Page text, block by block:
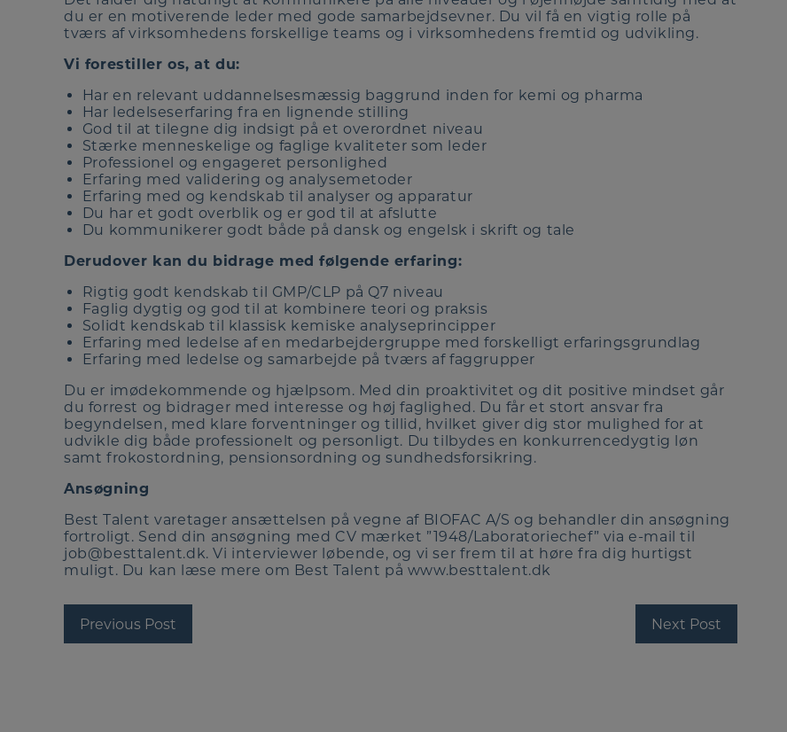
du er en motiverende leder med gode samarbejdsevner. Du vil få en vigtig rolle på
tværs af virksomhedens forskellige teams og i virksomhedens fremtid og udvikling.
Vi forestiller os, at du:
Har en relevant uddannelsesmæssig baggrund inden for kemi og pharma
Har ledelseserfaring fra en lignende stilling
God til at tilegne dig indsigt på et overordnet niveau
Stærke menneskelige og faglige kvaliteter som leder
Professionel og engageret personlighed
Erfaring med validering og analysemetoder
Erfaring med og kendskab til analyser og apparatur
Du har et godt overblik og er god til at afslutte
Du kommunikerer godt både på dansk og engelsk i skrift og tale
Derudover kan du bidrage med følgende erfaring:
Rigtig godt kendskab til GMP/CLP på Q7 niveau
Faglig dygtig og god til at kombinere teori og praksis
Solidt kendskab til klassisk kemiske analyseprincipper
Erfaring med ledelse af en medarbejdergruppe med forskelligt erfaringsgrundlag
Erfaring med ledelse og samarbejde på tværs af faggrupper
Du er imødekommende og hjælpsom. Med din proaktivitet og dit positive mindset går
du forrest og bidrager med interesse og høj faglighed. Du får et stort ansvar fra
begyndelsen, med klare forventninger og tillid, hvilket giver dig stor mulighed for at
udvikle dig både professionelt og personligt. Du tilbydes en konkurrencedygtig løn
samt frokostordning, pensionsordning og sundhedsforsikring.
Ansøgning
Best Talent varetager ansættelsen på vegne af BIOFAC A/S og behandler din ansøgning
fortroligt. Send din ansøgning med CV mærket ”1948/Laboratoriechef” via e-mail til
job@besttalent.dk. Vi interviewer løbende, og vi ser frem til at høre fra dig hurtigst
muligt. Du kan læse mere om Best Talent på www.besttalent.dk
Previous Post Next Post